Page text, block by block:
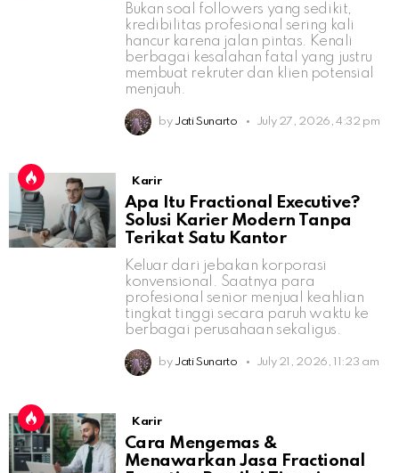
Bukan soal followers yang sedikit,
kredibilitas profesional sering kali
hancur karena jalan pintas. Kenali
berbagai kesalahan fatal yang justru
membuat rekruter dan klien potensial
menjauh.
by Jati Sunarto July 27, 2026, 4:32 pm
Karir
Apa Itu Fractional Executive?
Solusi Karier Modern Tanpa
Terikat Satu Kantor
Keluar dari jebakan korporasi
konvensional. Saatnya para
profesional senior menjual keahlian
tingkat tinggi secara paruh waktu ke
berbagai perusahaan sekaligus.
by Jati Sunarto July 21, 2026, 11:23 am
Karir
Cara Mengemas &
Menawarkan Jasa Fractional